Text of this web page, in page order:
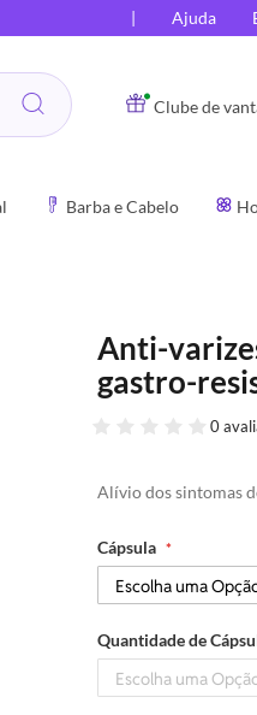
Ajuda
Clube de
Barba e Cabelo
Anti-
gastro-
0
Alívio dos sintomas
Cápsula
Quantidade de